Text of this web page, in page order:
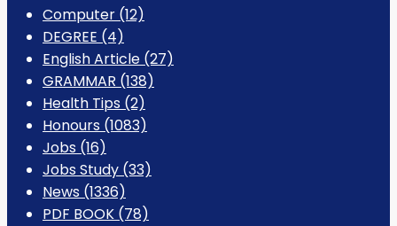
Computer (12)
DEGREE (4)
English Article (27)
GRAMMAR (138)
Health Tips (2)
Honours (1083)
Jobs (16)
Jobs Study (33)
News (1336)
PDF BOOK (78)